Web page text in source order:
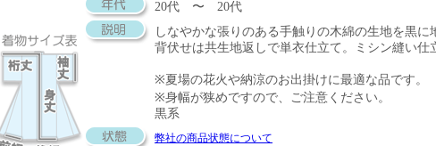
20代 〜 20代
しなやかな張りのある手触りの木綿の生地を黒
背伏せは共生地返しで単衣仕立て。ミシン縫い仕
※夏場の花火や納涼のお出掛けに最適な品です。
※身幅が狭めですので、ご注意ください。
黒系
弊社の商品状態について